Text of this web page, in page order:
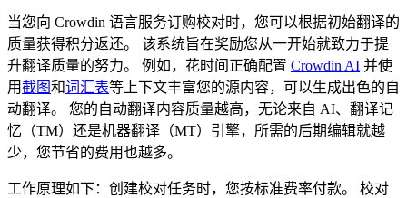
当您向 Crowdin 语言服务订购校对时，您可以根据初始翻译的
质量获得积分返还。 该系统旨在奖励您从一开始就致力于提
升翻译质量的努力。 例如，花时间正确配置 Crowdin AI 并使
用截图和词汇表等上下文丰富您的源内容，可以生成出色的自
动翻译。 您的自动翻译内容质量越高，无论来自 AI、翻译记
忆（TM）还是机器翻译（MT）引擎，所需的后期编辑就越
少，您节省的费用也越多。
工作原理如下：创建校对任务时，您按标准费率付款。 校对